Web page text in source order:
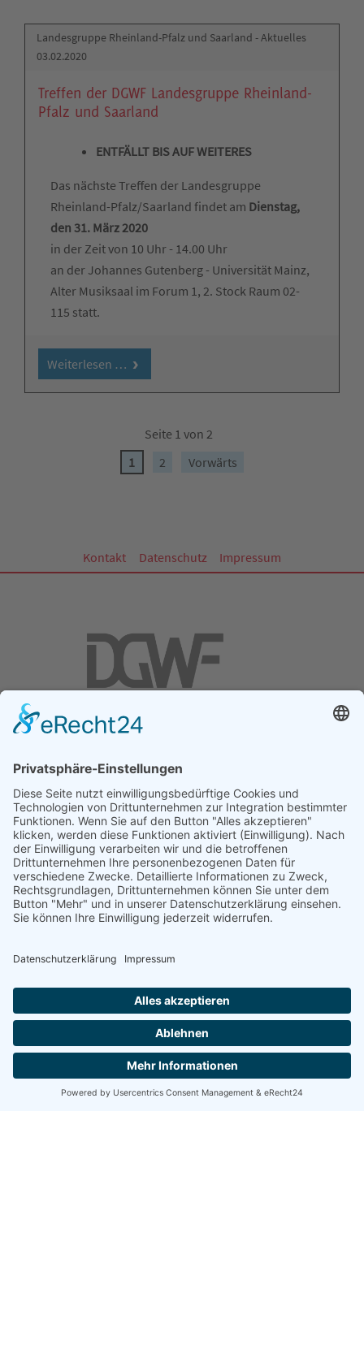
Landesgruppe Rheinland-Pfalz und Saarland - Aktuelles
03.02.2020
Treffen der DGWF Landesgruppe Rheinland-
Pfalz und Saarland
ENTFÄLLT BIS AUF WEITERES
Das nächste Treffen der Landesgruppe
Rheinland-Pfalz/Saarland findet am Dienstag,
den 31. März 2020
in der Zeit von 10 Uhr - 14.00 Uhr
an der Johannes Gutenberg - Universität Mainz,
Alter Musiksaal im Forum 1, 2. Stock Raum 02-
115 statt.
Weiterlesen …
Seite 1 von 2
1
2 Vorwärts
Kontakt Datenschutz Impressum
DGWF - Partner